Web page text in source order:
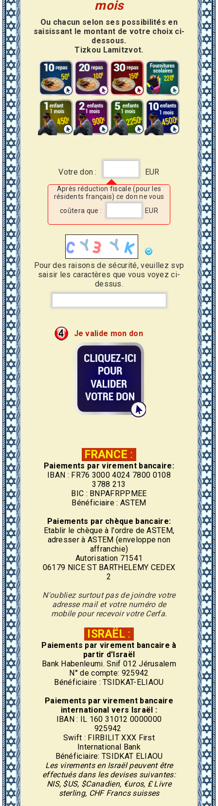
mois
Ou chacun selon ses possibilités en
saisissant le montant de votre choix ci-
dessous.
Tizkou Lamitzvot.
Votre don : EUR
Après réduction fiscale (pour les
résidents français) ce don ne vous
coûtera que :
EUR
Pour des raisons de sécurité, veuillez svp
saisir les caractères que vous voyez ci-
dessus.
Je valide mon don
FRANCE :
Paiements par virement bancaire:
IBAN : FR76 3000 4024 7800 0108
3788 213
BIC : BNPAFRPPMEE
Bénéficiaire : ASTEM
Paiements par chèque bancaire:
Etablir le chèque à l'ordre de ASTEM,
adresser à ASTEM (enveloppe non
affranchie)
Autorisation 71541
06179 NICE ST BARTHELEMY CEDEX
2
N'oubliez surtout pas de joindre votre
adresse mail et votre numéro de
mobile pour recevoir votre Cerfa.
ISRAËL :
Paiements par virement bancaire à
partir d'Israël
Bank Habenleumi. Snif 012 Jérusalem
N° de compte: 925942
Bénéficiaire : TSIDKAT-ELIAOU
Paiements par virement bancaire
international vers Israël :
IBAN : IL 160 31012 0000000
925942
Swift : FIRBILIT XXX First
International Bank
Bénéficiaire: TSIDKAT ELIAOU
Les virements en Israël peuvent être
effectués dans les devises suivantes:
NIS, $US, $Canadien, €uros, £ Livre
sterling, CHF Francs suisses